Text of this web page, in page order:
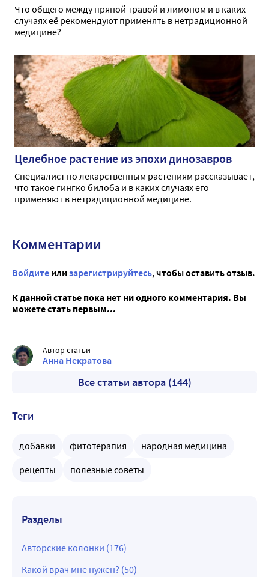
Что общего между пряной травой и лимоном и в каких
случаях её рекомендуют применять в нетрадиционной
медицине?
Целебное растение из эпохи динозавров
Специалист по лекарственным растениям рассказывает,
что такое гингко билоба и в каких случаях его
применяют в нетрадиционной медицине.
Комментарии
Войдите или зарегистрируйтесь, чтобы оставить отзыв.
К данной статье пока нет ни одного комментария. Вы
можете стать первым...
Автор статьи
Анна Некратова
Все статьи автора (144)
Теги
добавки фитотерапия
народная медицина
рецепты
полезные советы
Разделы
Авторские колонки (176)
Какой врач мне нужен? (50)